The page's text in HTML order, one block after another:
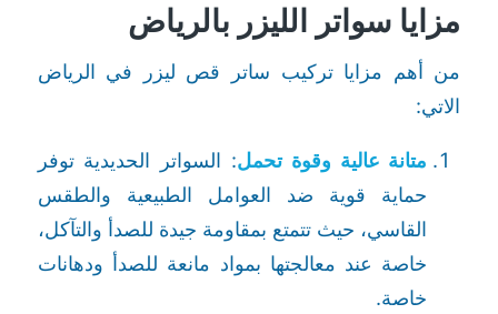
مزايا سواتر الليزر بالرياض
من أهم مزايا تركيب ساتر قص ليزر في الرياض
الاتي:
متانة عالية وقوة تحمل: السواتر الحديدية توفر
حماية قوية ضد العوامل الطبيعية والطقس
القاسي، حيث تتمتع بمقاومة جيدة للصدأ والتآكل،
خاصة عند معالجتها بمواد مانعة للصدأ ودهانات
خاصة.